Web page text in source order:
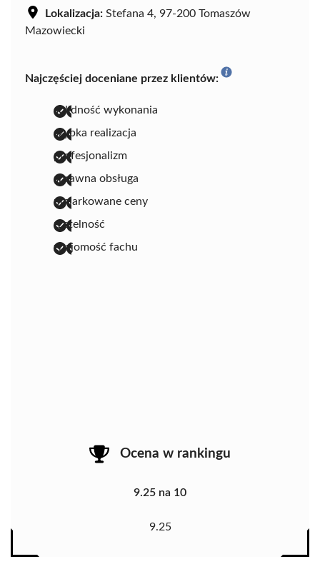
Lokalizacja: Stefana 4, 97-200 Tomaszów
Mazowiecki
Najczęściej doceniane przez klientów:
solidność wykonania
szybka realizacja
profesjonalizm
sprawna obsługa
umiarkowane ceny
rzetelność
znajomość fachu
Ocena w rankingu
9.25 na 10
9.25